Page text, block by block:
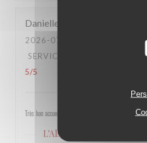
Danielle
2026-07-31
- 12:30 -
SERVICE
5/5
Très bon accueil, service rapide et plats excellents
L'Alsace